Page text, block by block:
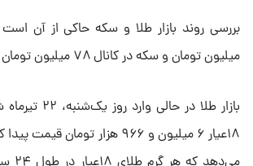
میلیون تومان و سکه در کانال ۷۸ میلیون تومان قرار دارد.
بازار طلا در
۱۸عیار ۶ میلیون و ۹۶۶ هزار